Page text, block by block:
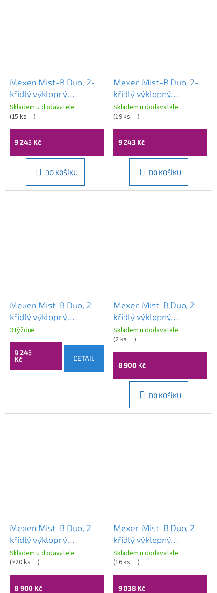
Mexen Mist-B Duo, 2-
křídlý ​​výklopný
sprchový kout 90 x 85
cm, čiré sklo, zlatý
matný profil, 8A2-090-
085-55-00
Skladem u dodavatele
(15 ks )
9 243 Kč
DO KOŠÍKU
Mexen Mist-B Duo, 2-
křídlý ​​výklopný
sprchový kout 90 x 85
cm, čiré sklo, zlatý
lesklý profil, 8A2-090-
085-50-00
Skladem u dodavatele
(19 ks )
9 243 Kč
DO KOŠÍKU
Mexen Mist-B Duo, 2-
křídlý ​​výklopný
sprchový kout 90 x 85
cm, čiré sklo, měděný
matný profil, 8A2-090-
085-65-00
3 týždne
9 243
Kč
DETAIL
Mexen Mist-B Duo, 2-
křídlý ​​výklopný
sprchový kout 90 x 85
cm, čiré sklo, chromový
profil, 8A2-090-085-
01-00
Skladem u dodavatele
(2 ks )
8 900 Kč
DO KOŠÍKU
Mexen Mist-B Duo, 2-
křídlý ​​výklopný
sprchový kout 90 x 85
cm, čiré sklo, černý
profil, 8A2-090-085-
70-00
Skladem u dodavatele
(>20 ks )
8 900 Kč
Mexen Mist-B Duo, 2-
křídlý ​​výklopný
sprchový kout 90 x 80
cm, čiré sklo, zlatý
matný profil, 8A2-090-
080-55-00
Skladem u dodavatele
(16 ks )
9 038 Kč